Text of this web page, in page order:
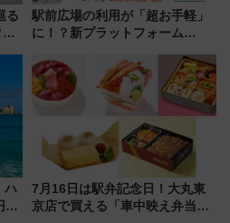
る
ン
駅前広場の利用が「超お手軽」
に！？新プラットフォーム
マホで簡単申請 物販や演奏会な
どに【JR東日本】
ハ
台
7月16日は駅弁記念日！大丸東
京店で買える「車中映え弁当」